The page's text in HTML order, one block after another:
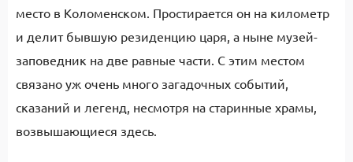
место в Коломенском. Простирается он на километр
и делит бывшую резиденцию царя, а ныне музей-
заповедник на две равные части. С этим местом
связано уж очень много загадочных событий,
сказаний и легенд, несмотря на старинные храмы,
возвышающиеся здесь.